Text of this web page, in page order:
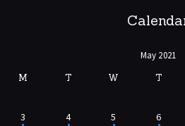
May 2021
M
T W T
3
4 5 6